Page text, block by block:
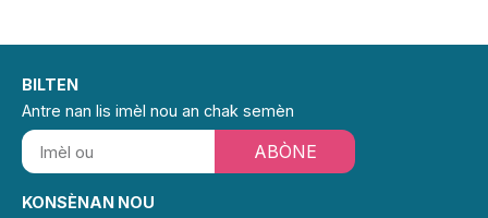
KONSÈNAN NOU
BILTEN
Antre nan lis imèl nou an chak semèn
ABÒNE